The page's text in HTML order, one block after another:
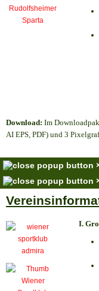
Download: Im
AI EPS, PDF) und 3
I.